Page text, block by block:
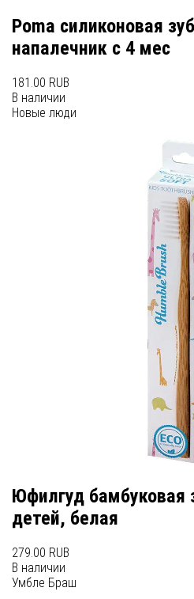
Poma силиконовая
напалечник с 4 мес
181.00 RUB
В наличии
Новые люди
Юфилгуд бамбуковая
детей, белая
279.00 RUB
В наличии
Умбле Браш